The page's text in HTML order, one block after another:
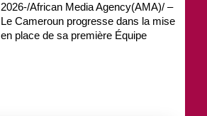
2026-/African Media Agency(AMA)/ –
Le Cameroun progresse dans la mise
en place de sa première Équipe